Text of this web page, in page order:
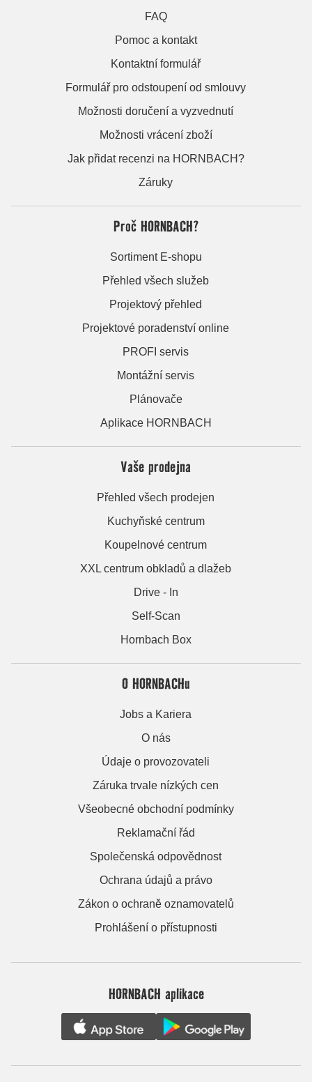
FAQ
Pomoc a kontakt
Kontaktní formulář
Formulář pro odstoupení od smlouvy
Možnosti doručení a vyzvednutí
Možnosti vrácení zboží
Jak přidat recenzi na HORNBACH?
Záruky
Proč HORNBACH?
Sortiment E-shopu
Přehled všech služeb
Projektový přehled
Projektové poradenství online
PROFI servis
Montážní servis
Plánovače
Aplikace HORNBACH
Vaše prodejna
Přehled všech prodejen
Kuchyňské centrum
Koupelnové centrum
XXL centrum obkladů a dlažeb
Drive - In
Self-Scan
Hornbach Box
O HORNBACHu
Jobs a Kariera
O nás
Údaje o provozovateli
Záruka trvale nízkých cen
Všeobecné obchodní podmínky
Reklamační řád
Společenská odpovědnost
Ochrana údajů a právo
Zákon o ochraně oznamovatelů
Prohlášení o přístupnosti
HORNBACH aplikace